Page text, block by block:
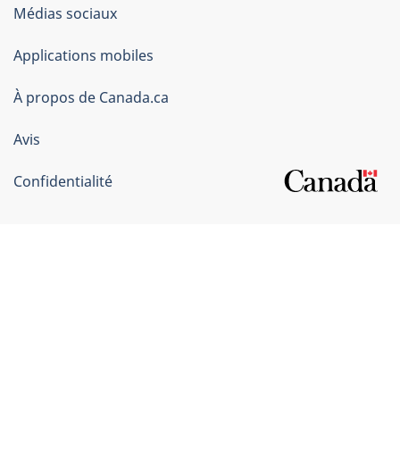
Organisation
du
gouvernement
du
Canada
Médias sociaux
Applications mobiles
À propos de Canada.ca
Avis
Confidentialité